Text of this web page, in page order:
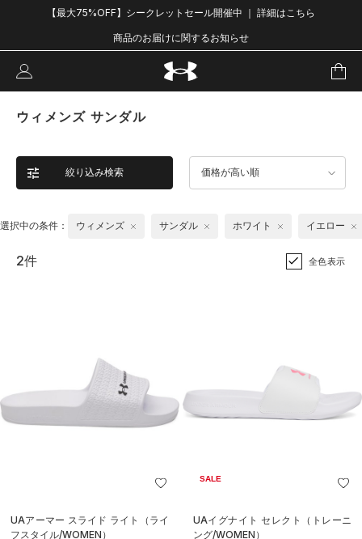
【最大75%OFF】シークレットセール開催中 ｜ 詳細はこちら
商品のお届けに関するお知らせ
ウィメンズ サンダル
絞り込み検索 価格が高い順
選択中の条件： ウィメンズ サンダル ホワイト イエロー
2件 全色表示
UAアーマー スライド ライト（ライ
フスタイル/WOMEN）
SALE
UAイグナイト セレクト（トレーニ
ング/WOMEN）